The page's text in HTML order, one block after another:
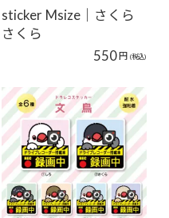
sticker Msize｜さくら
さくら
550円 (税込)